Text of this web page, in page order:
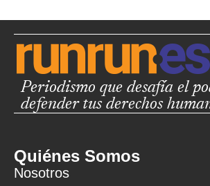
Periodismo que desafía el
defender tus derechos
Quiénes Somos
Nosotros